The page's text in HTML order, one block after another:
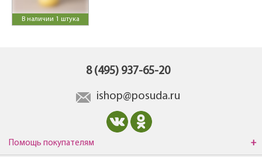
В наличии 1 штука
8 (495) 937-65-20
ishop@posuda.ru
Помощь покупателям